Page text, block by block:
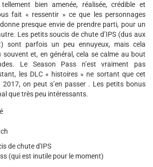
bien amenée, réalisée, crédible et
fait « ressentir » ce que les personnages
presque envie de prendre parti, pour un
Les petits soucis de chute d’IPS (dus aux
sont parfois un peu ennuyeux, mais cela
souvent et, en général, cela se calme au bout
Le Season Pass n’est vraiment pas
les DLC « histoires » ne sortant que cet
on peut s’en passer . Les petits bonus
que très peu intéressants.
de chute d'IPS
(qui est inutile pour le moment)